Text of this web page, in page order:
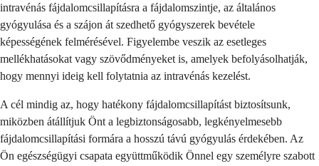
intravénás fájdalomcsillapításra a fájdalomszintje, az általános
gyógyulása és a szájon át szedhető gyógyszerek bevétele
képességének felmérésével. Figyelembe veszik az esetleges
mellékhatásokat vagy szövődményeket is, amelyek befolyásolhatják,
hogy mennyi ideig kell folytatnia az intravénás kezelést.
A cél mindig az, hogy hatékony fájdalomcsillapítást biztosítsunk,
miközben átállítjuk Önt a legbiztonságosabb, legkényelmesebb
fájdalomcsillapítási formára a hosszú távú gyógyulás érdekében. Az
Ön egészségügyi csapata együttműködik Önnel egy személyre szabott